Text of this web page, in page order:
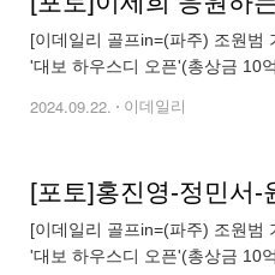
[이데일리 골프in=(파주) 조원범
'대보 하우스디 오픈'(총상금 10
2024.09.22. 이데일리
[포토]홍진영-정민서-
[이데일리 골프in=(파주) 조원범
'대보 하우스디 오픈'(총상금 10